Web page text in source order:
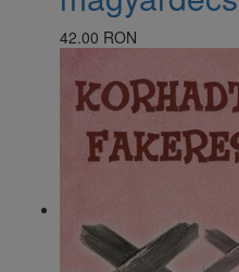
42.00 RON